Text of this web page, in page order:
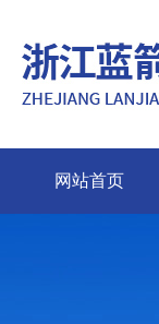
网站首页